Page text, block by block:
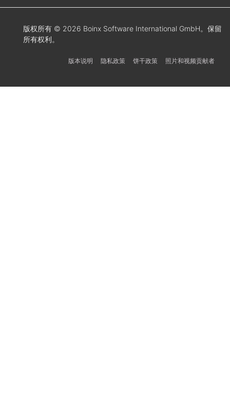
版权所有 © 2026 Boinx Software International GmbH。保留
所有权利。
版本说明 隐私政策 饼干政策 照片和视频贡献者